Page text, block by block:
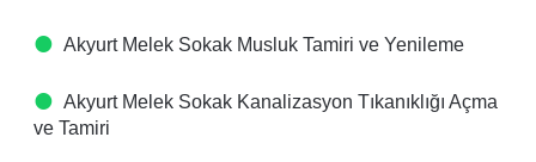
Akyurt Melek Sokak Musluk Tamiri ve Yenileme
Akyurt Melek Sokak Kanalizasyon Tıkanıklığı Açma
ve Tamiri